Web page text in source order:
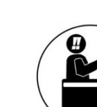
read!!ing
room